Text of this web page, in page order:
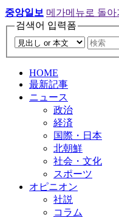
중앙일보 메가메뉴로 돌아
검색어 입력폼
HOME
最新記事
ニュース
政治
経済
国際・日本
北朝鮮
社会・文化
スポーツ
オピニオン
社説
コラム